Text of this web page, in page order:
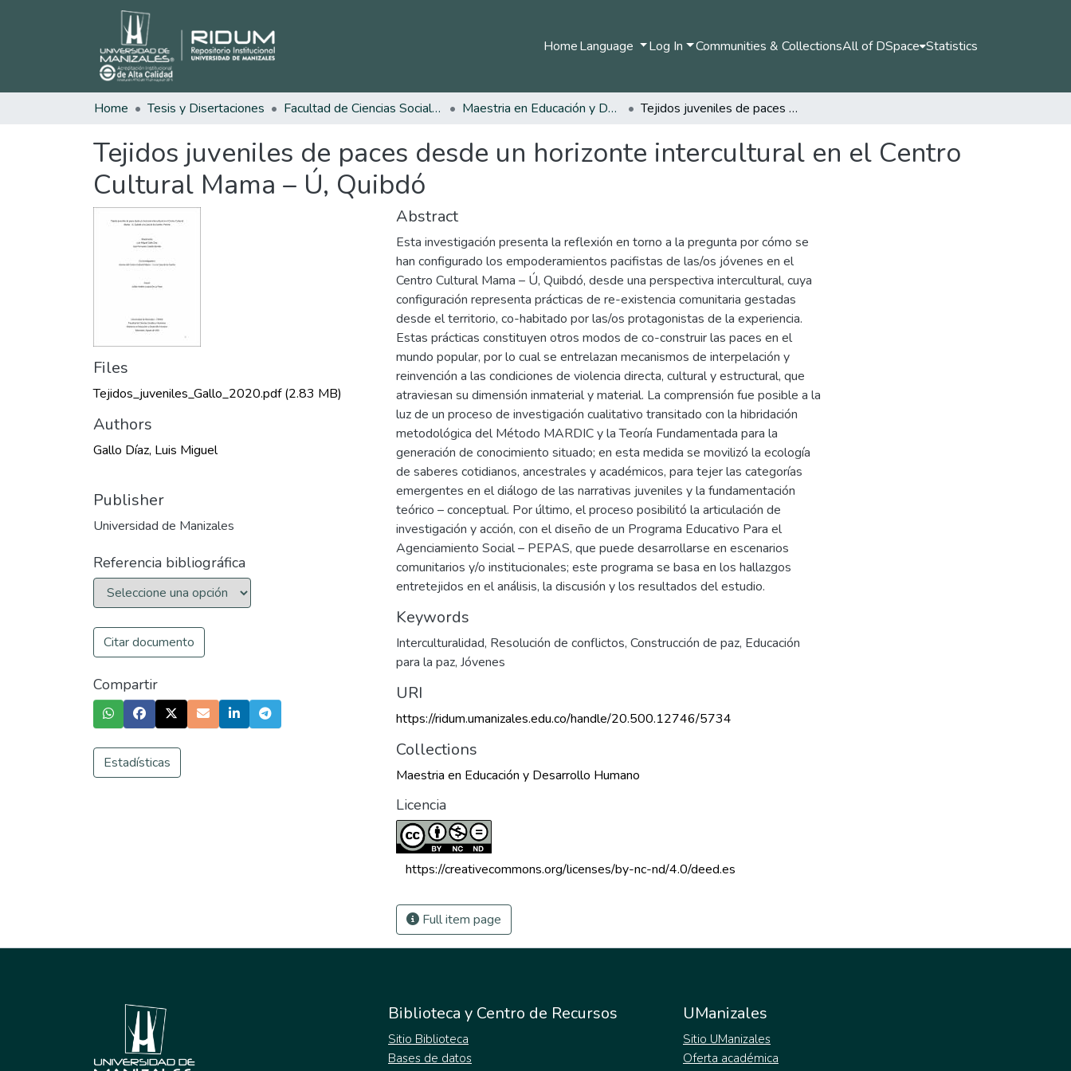
HomeLanguage Log In Communities & CollectionsAll of DSpace Statistics
Home Tesis y Disertaciones Facultad de Ciencias Sociales y Humanas Maestria en Educación y Desarrollo Humano Tejidos juveniles de paces desde un horizonte intercultural en el Centro Cultural Mama – Ú, Quibdó
Tejidos juveniles de paces desde un horizonte intercultural en el Centro
Cultural Mama – Ú, Quibdó
Files
Tejidos_juveniles_Gallo_2020.pdf(2.83 MB)
Authors
Gallo Díaz, Luis Miguel
Publisher
Universidad de Manizales
Referencia bibliográfica
Citar documento
Compartir
Estadísticas
Abstract
Esta investigación presenta la reflexión en torno a la pregunta por cómo se
han configurado los empoderamientos pacifistas de las/os jóvenes en el
Centro Cultural Mama – Ú, Quibdó, desde una perspectiva intercultural, cuya
configuración representa prácticas de re-existencia comunitaria gestadas
desde el territorio, co-habitado por las/os protagonistas de la experiencia.
Estas prácticas constituyen otros modos de co-construir las paces en el
mundo popular, por lo cual se entrelazan mecanismos de interpelación y
reinvención a las condiciones de violencia directa, cultural y estructural, que
atraviesan su dimensión inmaterial y material. La comprensión fue posible a la
luz de un proceso de investigación cualitativo transitado con la hibridación
metodológica del Método MARDIC y la Teoría Fundamentada para la
generación de conocimiento situado; en esta medida se movilizó la ecología
de saberes cotidianos, ancestrales y académicos, para tejer las categorías
emergentes en el diálogo de las narrativas juveniles y la fundamentación
teórico – conceptual. Por último, el proceso posibilitó la articulación de
investigación y acción, con el diseño de un Programa Educativo Para el
Agenciamiento Social – PEPAS, que puede desarrollarse en escenarios
comunitarios y/o institucionales; este programa se basa en los hallazgos
entretejidos en el análisis, la discusión y los resultados del estudio.
Keywords
Interculturalidad, Resolución de conflictos, Construcción de paz, Educación
para la paz, Jóvenes
URI
https://ridum.umanizales.edu.co/handle/20.500.12746/5734
Collections
Maestria en Educación y Desarrollo Humano
Licencia
https://creativecommons.org/licenses/by-nc-nd/4.0/deed.es
Full item page
Biblioteca y Centro de Recursos
Sitio Biblioteca
Bases de datos
UManizales
Sitio UManizales
Oferta académica